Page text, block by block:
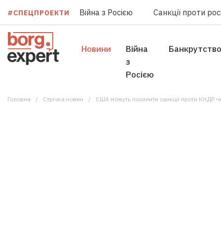
#СПЕЦПРОЕКТИ Війна з Росією Санкції проти
Новини
Війна
з
Росією
Банкрутство
Головна Стрічка новин США можуть посилити санкції проти КНДР